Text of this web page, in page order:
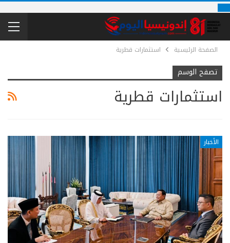
الصفحة الرئيسية استثمارات قطرية
تصفح الوسم
استثمارات قطرية
الأخبار